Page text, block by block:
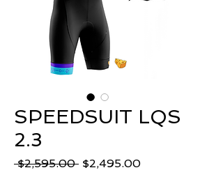
SPEEDSUIT LQS
2.3
$2,595.00 Precio
$2,495.00Precio